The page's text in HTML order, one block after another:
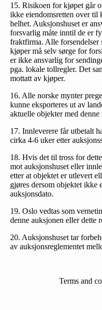
15. Risikoen for kjøpet går
ikke eiendomsretten over til
helhet. Auksjonshuset er
forsvarlig måte inntil de er
fraktfirma. Alle
kjøper må selv sørge for
er ikke ansvarlig for
pga. lokale tollregler. Det
mottatt av kjøper.
16. Alle norske mynter
kunne eksporteres ut av
aktuelle objekter med
17. Innleverere får utbetalt
cirka 4-6 uker etter
18. Hvis det til tross for
mot auksjonshuset eller
etter at objektet er utlevert
gjøres dersom objektet ikke
auksjonsdato.
19. Oslo vedtas som
denne auksjonen eller dette
20. Auksjonshuset tar
av auksjonsreglementet
Terms and